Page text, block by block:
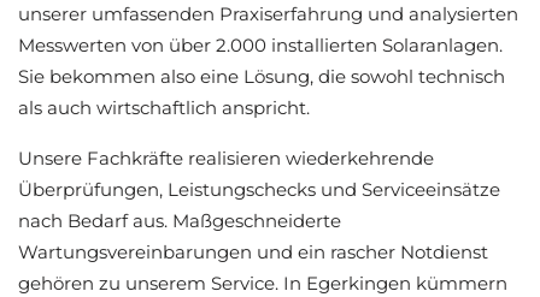
unserer umfassenden Praxiserfahrung und analysierten
Messwerten von über 2.000 installierten Solaranlagen.
Sie bekommen also eine Lösung, die sowohl technisch
als auch wirtschaftlich anspricht.
Unsere Fachkräfte realisieren wiederkehrende
Überprüfungen, Leistungschecks und Serviceeinsätze
nach Bedarf aus. Maßgeschneiderte
Wartungsvereinbarungen und ein rascher Notdienst
gehören zu unserem Service. In Egerkingen kümmern